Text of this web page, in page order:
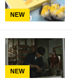
NEW
NEW